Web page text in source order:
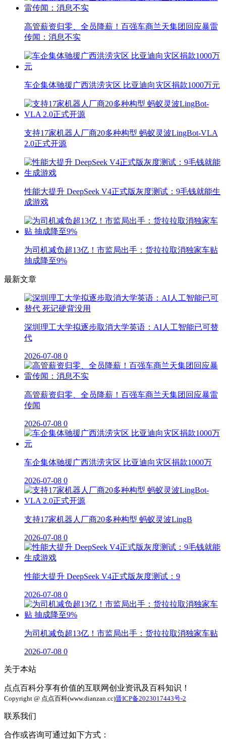
高管薪资归零、全员降薪！百强车商兰天集团回应暴雷
传闻：消息不实
车企集体驰援广西洪涝灾区 比亚迪向灾区捐款1000万元
支持17家机器人厂商20多种构型 蚂蚁灵波LingBot-VLA
2.0正式开源
性能大提升 DeepSeek V4正式版灰度测试：9毛钱就能生
成游戏
为司机减负超13亿！市监局出手：货拉拉取消独家车贴
抽成降至9%
最新文章
深圳理工大学拟逐步取消大学英语：AI人工智能已可替
代
2026-07-08 0
高管薪资归零、全员降薪！百强车商兰天集团回应暴雷
传闻
2026-07-08 0
车企集体驰援广西洪涝灾区 比亚迪向灾区捐款1000万
2026-07-08 0
支持17家机器人厂商20多种构型 蚂蚁灵波LingB
2026-07-08 0
性能大提升 DeepSeek V4正式版灰度测试：9
2026-07-08 0
为司机减负超13亿！市监局出手：货拉拉取消独家车贴
2026-07-08 0
关于本站
点点百科分享有价值的互联网创业资讯及百科知识！
Copyright @ 点点百科(www.dianzan.cc)晋ICP备2023017443号-2
联系我们
合作或咨询可通过如下方式：